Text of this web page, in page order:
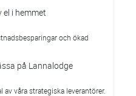
i hemmet
och ökad
på Lannalodge
våra strategiska leverantörer.